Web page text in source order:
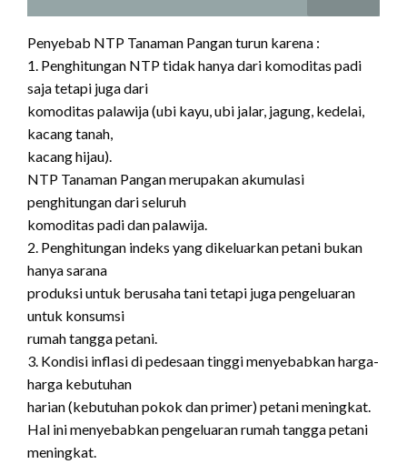
Penyebab NTP Tanaman Pangan turun karena :
1. Penghitungan NTP tidak hanya dari komoditas padi
saja tetapi juga dari
komoditas palawija (ubi kayu, ubi jalar, jagung, kedelai,
kacang tanah,
kacang hijau).
NTP Tanaman Pangan merupakan akumulasi
penghitungan dari seluruh
komoditas padi dan palawija.
2. Penghitungan indeks yang dikeluarkan petani bukan
hanya sarana
produksi untuk berusaha tani tetapi juga pengeluaran
untuk konsumsi
rumah tangga petani.
3. Kondisi inflasi di pedesaan tinggi menyebabkan harga-
harga kebutuhan
harian (kebutuhan pokok dan primer) petani meningkat.
Hal ini menyebabkan pengeluaran rumah tangga petani
meningkat.